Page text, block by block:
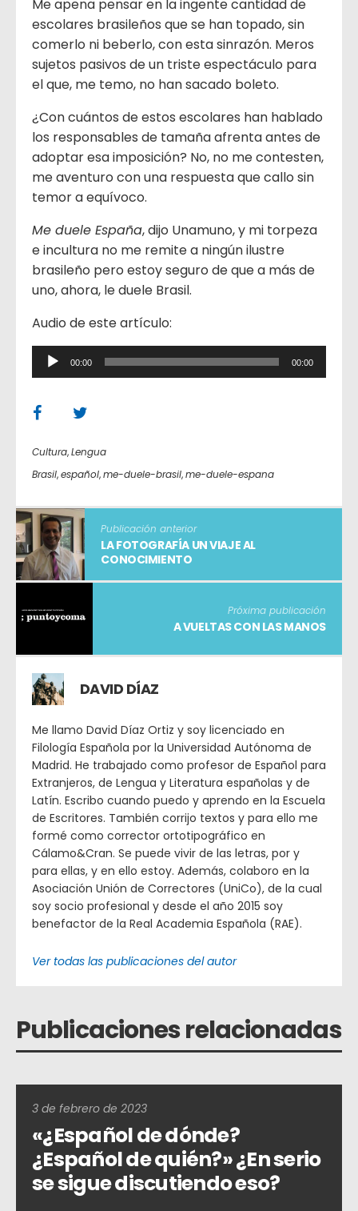
Me apena pensar en la ingente cantidad de
escolares brasileños que se han topado, sin
comerlo ni beberlo, con esta sinrazón. Meros
sujetos pasivos de un triste espectáculo para
el que, me temo, no han sacado boleto.
¿Con cuántos de estos escolares han hablado
los responsables de tamaña afrenta antes de
adoptar esa imposición? No, no me contesten,
me aventuro con una respuesta que callo sin
temor a equívoco.
Me duele España, dijo Unamuno, y mi torpeza
e incultura no me remite a ningún ilustre
brasileño pero estoy seguro de que a más de
uno, ahora, le duele Brasil.
Audio de este artículo:
Reproductor
de
00:00 00:00
Cultura,Lengua
Brasil,español,me-duele-brasil,me-duele-espana
Publicación anterior
LA FOTOGRAFÍA UN VIAJE AL
CONOCIMIENTO
Próxima publicación
A VUELTAS CON LAS MANOS
DAVID DÍAZ
Me llamo David Díaz Ortiz y soy licenciado en
Filología Española por la Universidad Autónoma de
Madrid. He trabajado como profesor de Español para
Extranjeros, de Lengua y Literatura españolas y de
Latín. Escribo cuando puedo y aprendo en la Escuela
de Escritores. También corrijo textos y para ello me
formé como corrector ortotipográfico en
Cálamo&Cran. Se puede vivir de las letras, por y
para ellas, y en ello estoy. Además, colaboro en la
Asociación Unión de Correctores (UniCo), de la cual
soy socio profesional y desde el año 2015 soy
benefactor de la Real Academia Española (RAE).
Ver todas las publicaciones del autor
Publicaciones relacionadas
3 de febrero de 2023
«¿Español de dónde?
¿Español de quién?» ¿En serio
se sigue discutiendo eso?